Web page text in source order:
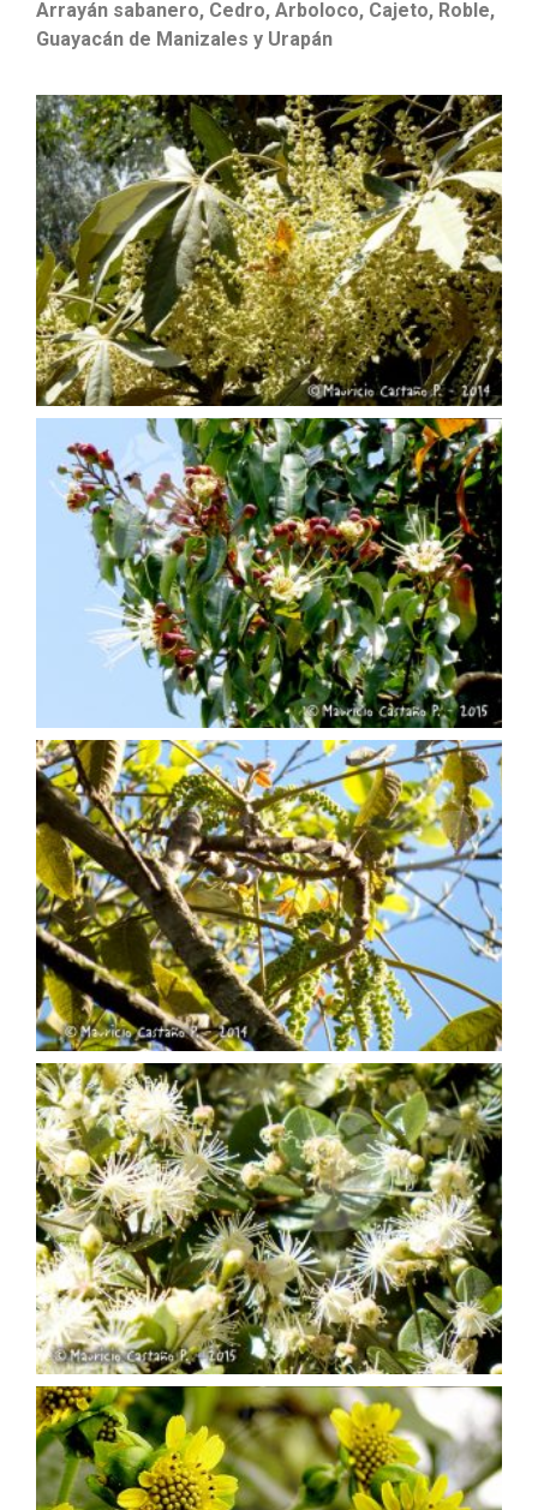
Arrayán sabanero, Cedro, Arboloco, Cajeto, Roble,
Guayacán de Manizales y Urapán